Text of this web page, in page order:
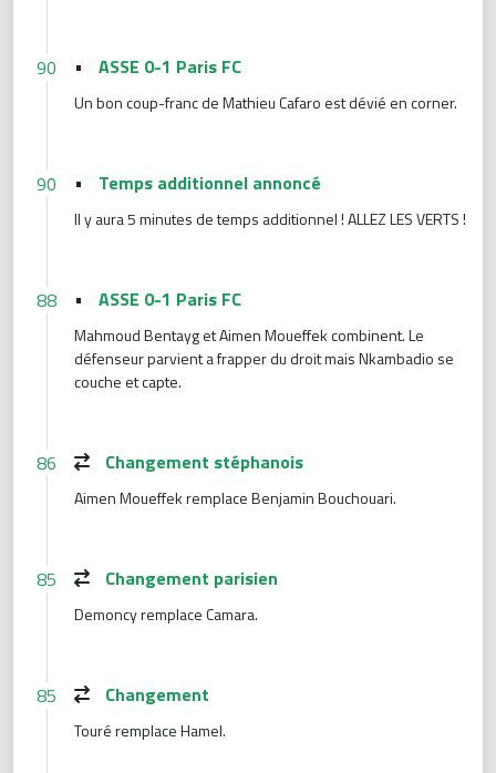
90 • ASSE 0-1 Paris FC
Un bon coup-franc de Mathieu Cafaro est dévié en corner.
90 • Temps additionnel annoncé
Il y aura 5 minutes de temps additionnel ! ALLEZ LES VERTS !
88 • ASSE 0-1 Paris FC
Mahmoud Bentayg et Aimen Moueffek combinent. Le
défenseur parvient a frapper du droit mais Nkambadio se
couche et capte.
86 Changement stéphanois
Aimen Moueffek remplace Benjamin Bouchouari.
85 Changement parisien
Demoncy remplace Camara.
85 Changement
Touré remplace Hamel.